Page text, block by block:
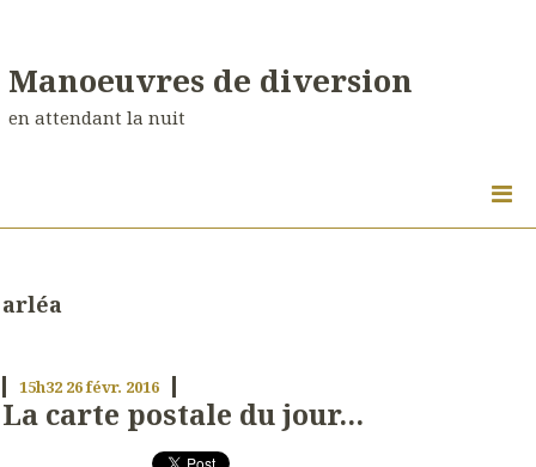
Manoeuvres de diversion
en attendant la nuit
arléa
15h32 26févr. 2016
La carte postale du jour...